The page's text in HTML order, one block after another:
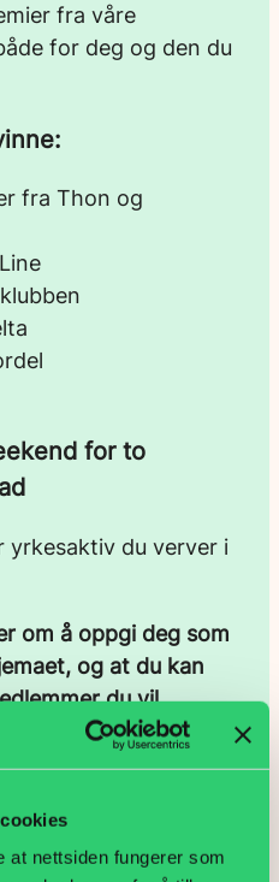
nettsiden fungerer som
fra våre
for deg og den du
fra Thon og
for to
du verver i
om å oppgi deg som
og at du kan
du vil.
tid. Vi har slått
kommer til å bli
Følg med!